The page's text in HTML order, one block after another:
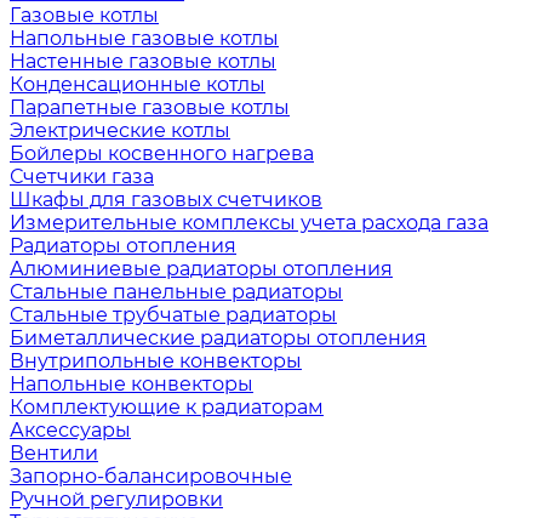
Газовые котлы
Напольные газовые котлы
Настенные газовые котлы
Конденсационные котлы
Парапетные газовые котлы
Электрические котлы
Бойлеры косвенного нагрева
Счетчики газа
Шкафы для газовых счетчиков
Измерительные комплексы учета расхода газа
Радиаторы отопления
Алюминиевые радиаторы отопления
Стальные панельные радиаторы
Стальные трубчатые радиаторы
Биметаллические радиаторы отопления
Внутрипольные конвекторы
Напольные конвекторы
Комплектующие к радиаторам
Аксессуары
Вентили
Запорно-балансировочные
Ручной регулировки